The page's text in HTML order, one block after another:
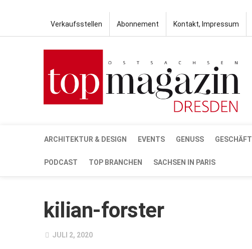
Verkaufsstellen Abonnement Kontakt, Impressum
ARCHITEKTUR & DESIGN EVENTS GENUSS GESCHÄFT
PODCAST TOP BRANCHEN SACHSEN IN PARIS
kilian-forster
JULI 2, 2020